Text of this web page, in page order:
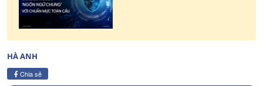
HÀ ANH
Chia sẻ